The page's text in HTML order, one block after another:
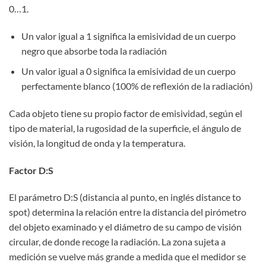
0…1.
Un valor igual a 1 significa la emisividad de un cuerpo
negro que absorbe toda la radiación
Un valor igual a 0 significa la emisividad de un cuerpo
perfectamente blanco (100% de reflexión de la radiación)
Cada objeto tiene su propio factor de emisividad, según el
tipo de material, la rugosidad de la superficie, el ángulo de
visión, la longitud de onda y la temperatura.
Factor D:S
El parámetro D:S (distancia al punto, en inglés distance to
spot) determina la relación entre la distancia del pirómetro
del objeto examinado y el diámetro de su campo de visión
circular, de donde recoge la radiación. La zona sujeta a
medición se vuelve más grande a medida que el medidor se